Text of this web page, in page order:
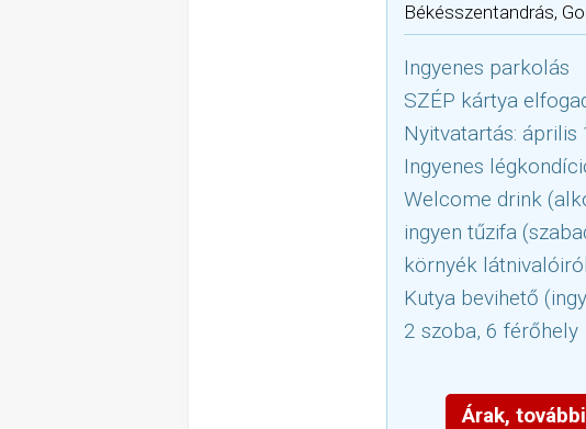
Békésszentandrás,
Ingyenes parkolás
SZÉP kártya
Nyitvatartás: április
Ingyenes
Welcome drink
ingyen tűzifa
környék látnivalóiról
Kutya bevihető
2 szoba, 6 férőhely
Árak,